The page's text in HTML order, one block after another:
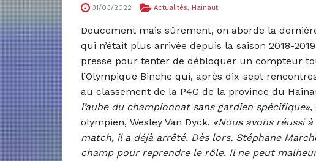
31/03/2022 Actualités, Hainaut
Doucement mais sûrement, on aborde la
qui n’était plus arrivée depuis la saison 2018-
presse pour tenter de débloquer un compteur
l’Olympique Binche qui, après dix-sept
au classement de la P4G de la province du
l’aube du championnat sans gardien spécifique»,
olympien, Wesley Van Dyck. «Nous avons réussi
match, il a déjà arrêté. Dès lors, Stéphane
champ pour reprendre le rôle. Il ne peut